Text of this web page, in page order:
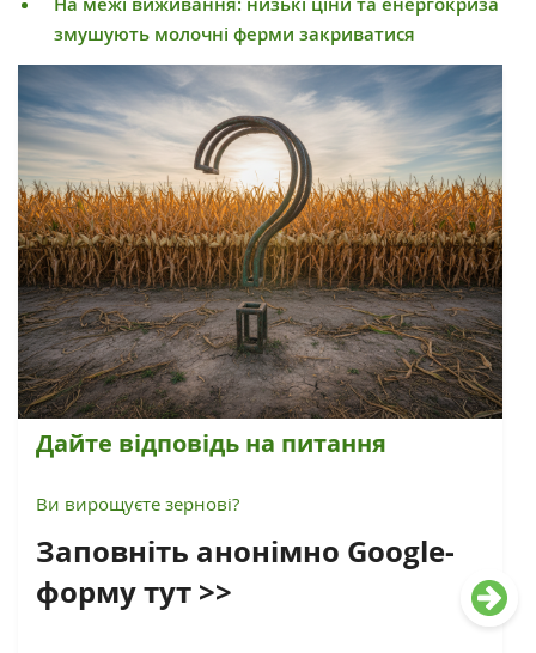
змушують молочні ферми закриватися
Дайте відповідь на питання
Ви вирощуєте зернові?
Заповніть анонімно Google-
форму тут >>